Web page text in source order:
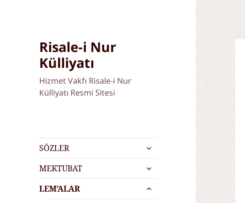
Risale-i Nur
Külliyatı
Hizmet Vakfı Risale-i Nur
Külliyatı Resmi Sitesi
SÖZLER
alt
menüyü
genişlet
MEKTUBAT
alt
menüyü
genişlet
LEM’ALAR
alt
menüyü